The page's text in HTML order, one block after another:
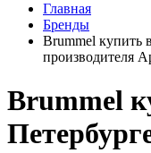
Главная
Бренды
Brummel купить
производителя
Brummel